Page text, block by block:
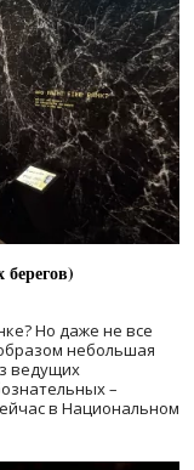
Но даже не все
небольшая
ведущих
–
в Национальном